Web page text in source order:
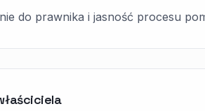
do prawnika i jasność procesu